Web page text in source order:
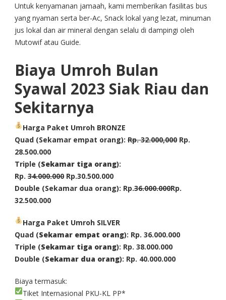
Untuk kenyamanan jamaah, kami memberikan fasilitas bus
yang nyaman serta ber-Ac, Snack lokal yang lezat, minuman
jus lokal dan air mineral dengan selalu di dampingi oleh
Mutowif atau Guide.
Biaya Umroh Bulan
Syawal 2023 Siak Riau dan
Sekitarnya
Harga Paket Umroh BRONZE
Quad (Sekamar empat orang): Rp. 32.000,000 Rp.
28.500.000
Triple (Sekamar tiga orang):
Rp. 34.000.000 Rp.30.500.000
Double (Sekamar dua orang): Rp.36.000.000Rp.
32.500.000
Harga Paket Umroh SILVER
Quad (Sekamar empat orang): Rp. 36.000.000
Triple (Sekamar tiga orang): Rp. 38.000.000
Double (Sekamar dua orang): Rp. 40.000.000
Biaya termasuk:
Tiket Internasional PKU-KL PP*